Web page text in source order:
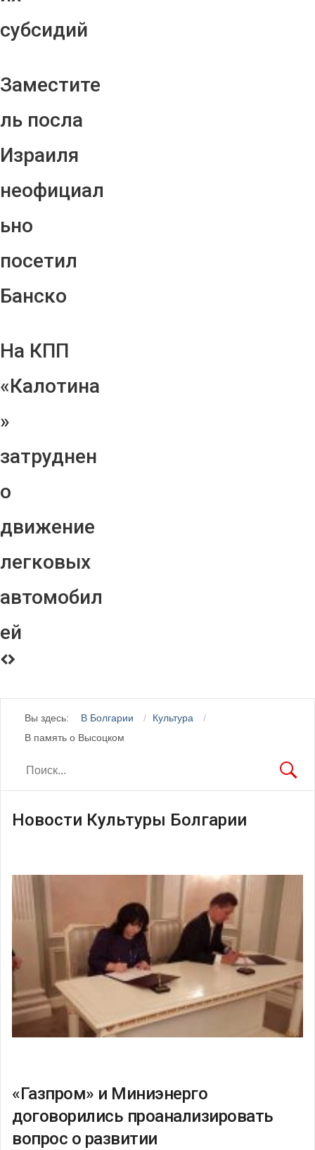
субсидий
Заместите
ль посла
Израиля
неофициал
ьно
посетил
Банско
На КПП
«Калотина
»
затруднен
о
движение
легковых
автомобил
ей
Вы здесь: В Болгарии
Культура
В память о Высоцком
Новости Культуры Болгарии
«Газпром» и Миниэнерго
договорились проанализировать
вопрос о развитии